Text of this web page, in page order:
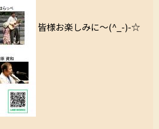
皆様お楽しみに～(^_-)-☆